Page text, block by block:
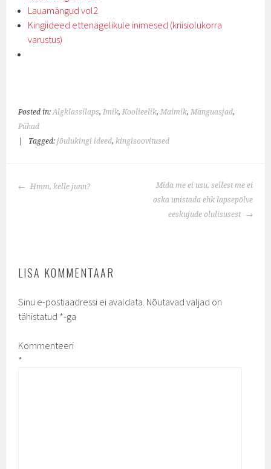
Lauamängud vol2
Kingiideed ettenägelikule inimesed (kriisiolukorra
varustus)
Posted in:Algklassilaps,Imik,Koolieelik,Maimik,Mänguasjad,
Pühad
Tagged:jõulukingi ideed,kingisoovitused
POST
Hmm, kelle junn?
Mida me ei usu, sellest me ei
oska unistada ehk lapsepõlve
eeskujude olulisusest
LISA KOMMENTAAR
Sinu e-postiaadressi ei avaldata. Nõutavad väljad on
tähistatud *-ga
Kommenteeri
*